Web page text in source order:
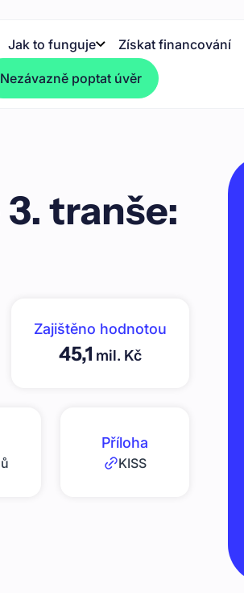
Jak to funguje Získat financování
Nezávazně poptat úvěr
tranše:
Zajištěno hodnotou
45,1 mil. Kč
Příloha
KISS